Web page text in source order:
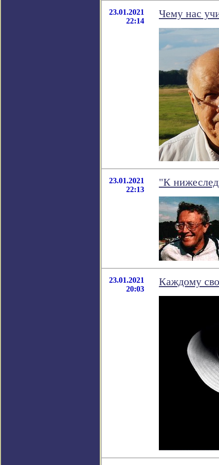
23.01.2021
22:14
Чему нас
23.01.2021
22:13
"К
23.01.2021
20:03
Каждому